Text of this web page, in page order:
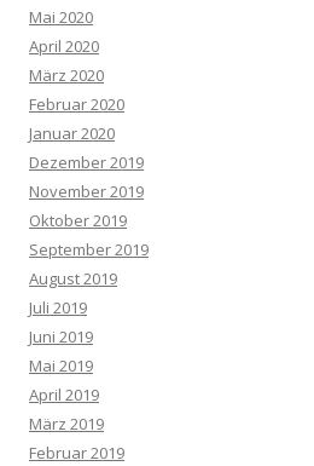
Mai 2020
April 2020
März 2020
Februar 2020
Januar 2020
Dezember 2019
November 2019
Oktober 2019
September 2019
August 2019
Juli 2019
Juni 2019
Mai 2019
April 2019
März 2019
Februar 2019